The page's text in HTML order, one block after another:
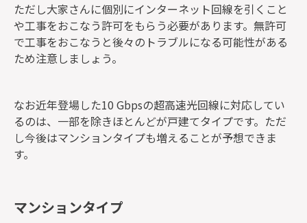
ただし大家さんに個別にインターネット回線を引くこと
や工事をおこなう許可をもらう必要があります。無許可
で工事をおこなうと後々のトラブルになる可能性がある
ため注意しましょう。
なお近年登場した10 Gbpsの超高速光回線に対応してい
るのは、一部を除きほとんどが戸建てタイプです。ただ
し今後はマンションタイプも増えることが予想できま
す。
マンションタイプ